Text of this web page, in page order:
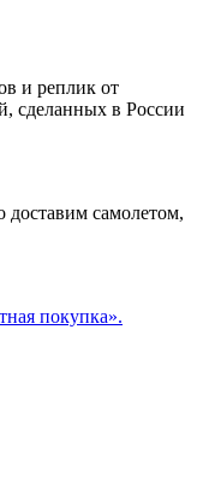
и реплик от
сделанных в России
самолетом,
покупка».